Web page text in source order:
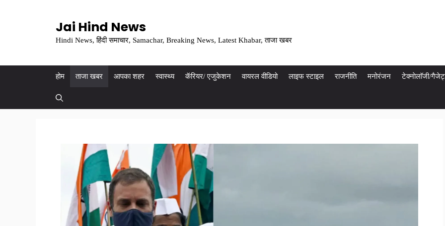
Jai Hind News
Hindi News, हिंदी समाचार, Samachar, Breaking News, Latest Khabar, ताजा खबर
होम ताजा खबर आपका शहर स्वास्थ्य कॅरियर/ एजुकेशन वायरल वीडियो लाइफ स्टाइल राजनीति मनोरंजन टेक्नाेलाॅजी/